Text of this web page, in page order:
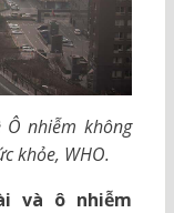
nhiễm không
khỏe, WHO.
và ô nhiễm